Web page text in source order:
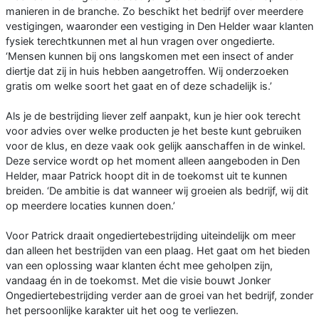
manieren in de branche. Zo beschikt het bedrijf over meerdere
vestigingen, waaronder een vestiging in Den Helder waar klanten
fysiek terechtkunnen met al hun vragen over ongedierte.
‘Mensen kunnen bij ons langskomen met een insect of ander
diertje dat zij in huis hebben aangetroffen. Wij onderzoeken
gratis om welke soort het gaat en of deze schadelijk is.’
Als je de bestrijding liever zelf aanpakt, kun je hier ook terecht
voor advies over welke producten je het beste kunt gebruiken
voor de klus, en deze vaak ook gelijk aanschaffen in de winkel.
Deze service wordt op het moment alleen aangeboden in Den
Helder, maar Patrick hoopt dit in de toekomst uit te kunnen
breiden. ‘De ambitie is dat wanneer wij groeien als bedrijf, wij dit
op meerdere locaties kunnen doen.’
Voor Patrick draait ongediertebestrijding uiteindelijk om meer
dan alleen het bestrijden van een plaag. Het gaat om het bieden
van een oplossing waar klanten écht mee geholpen zijn,
vandaag én in de toekomst. Met die visie bouwt Jonker
Ongediertebestrijding verder aan de groei van het bedrijf, zonder
het persoonlijke karakter uit het oog te verliezen.